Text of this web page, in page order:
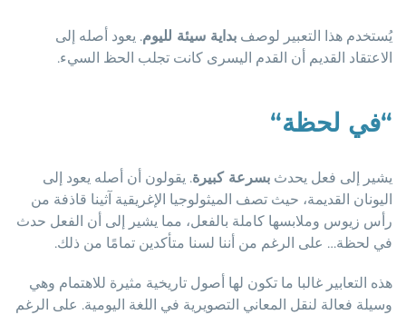
يُستخدم هذا التعبير لوصف بداية سيئة لليوم. يعود أصله إلى
الاعتقاد القديم أن القدم اليسرى كانت تجلب الحظ السيء.
“في لحظة“
يشير إلى فعل يحدث بسرعة كبيرة. يقولون أن أصله يعود إلى
اليونان القديمة، حيث تصف الميثولوجيا الإغريقية آثينا قاذفة من
رأس زيوس وملابسها كاملة بالفعل، مما يشير إلى أن الفعل حدث
في لحظة… على الرغم من أننا لسنا متأكدين تمامًا من ذلك.
هذه التعابير غالبا ما تكون لها أصول تاريخية مثيرة للاهتمام وهي
وسيلة فعالة لنقل المعاني التصويرية في اللغة اليومية. على الرغم